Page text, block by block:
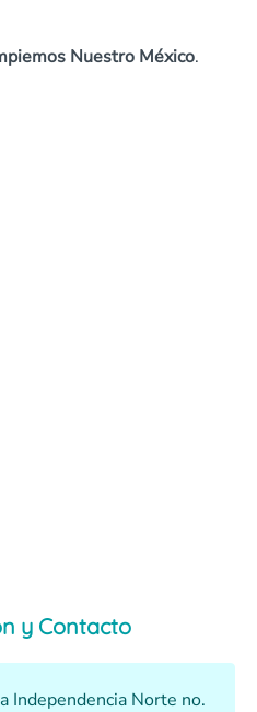
Nuestro México.
y Contacto
Independencia Norte no.